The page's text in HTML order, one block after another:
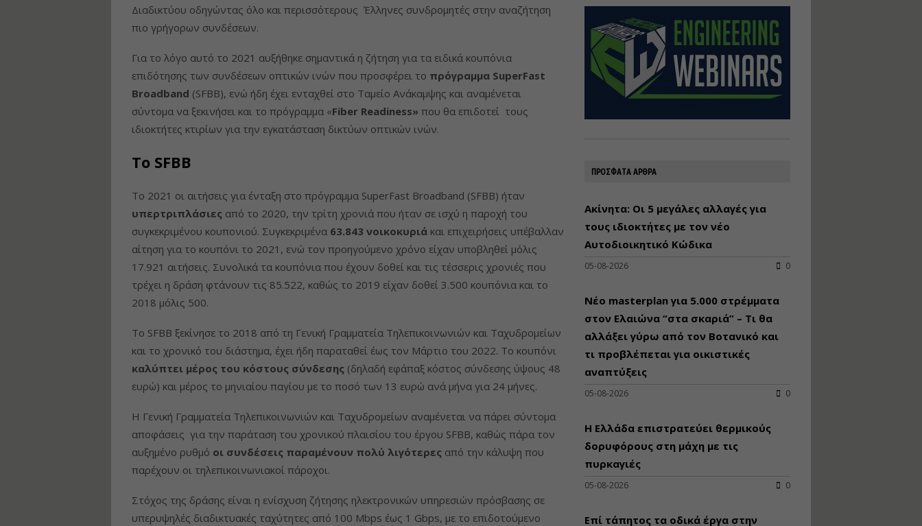
Διαδικτύου οδηγώντας όλο και περισσότερους Έλληνες συνδρομητές στην αναζήτηση
πιο γρήγορων συνδέσεων.
Για το λόγο αυτό το 2021 αυξήθηκε σημαντικά η ζήτηση για τα ειδικά κουπόνια
επιδότησης των συνδέσεων οπτικών ινών που προσφέρει το πρόγραμμα SuperFast
Broadband (SFBB), ενώ ήδη έχει ενταχθεί στο Ταμείο Ανάκαμψης και αναμένεται
σύντομα να ξεκινήσει και το πρόγραμμα «Fiber Readiness» που θα επιδοτεί τους
ιδιοκτήτες κτιρίων για την εγκατάσταση δικτύων οπτικών ινών.
Το SFBB
To 2021 οι αιτήσεις για ένταξη στο πρόγραμμα SuperFast Broadband (SFBB) ήταν
υπερτριπλάσιες από το 2020, την τρίτη χρονιά που ήταν σε ισχύ η παροχή του
συγκεκριμένου κουπονιού. Συγκεκριμένα 63.843 νοικοκυριά και επιχειρήσεις υπέβαλλαν
αίτηση για το κουπόνι το 2021, ενώ τον προηγούμενο χρόνο είχαν υποβληθεί μόλις
17.921 αιτήσεις. Συνολικά τα κουπόνια που έχουν δοθεί και τις τέσσερις χρονιές που
τρέχει η δράση φτάνουν τις 85.522, καθώς το 2019 είχαν δοθεί 3.500 κουπόνια και το
2018 μόλις 500.
Το SFBB ξεκίνησε το 2018 από τη Γενική Γραμματεία Τηλεπικοινωνιών και Ταχυδρομείων
και το χρονικό του διάστημα, έχει ήδη παραταθεί έως τον Μάρτιο του 2022. Το κουπόνι
καλύπτει μέρος του κόστους σύνδεσης (δηλαδή εφάπαξ κόστος σύνδεσης ύψους 48
ευρώ) και μέρος το μηνιαίου παγίου με το ποσό των 13 ευρώ ανά μήνα για 24 μήνες.
Η Γενική Γραμματεία Τηλεπικοινωνιών και Ταχυδρομείων αναμένεται να πάρει σύντομα
αποφάσεις για την παράταση του χρονικού πλαισίου του έργου SFBB, καθώς πάρα τον
αυξημένο ρυθμό οι συνδέσεις παραμένουν πολύ λιγότερες από την κάλυψη που
παρέχουν οι τηλεπικοινωνιακοί πάροχοι.
Στόχος της δράσης είναι η ενίσχυση ζήτησης ηλεκτρονικών υπηρεσιών πρόσβασης σε
υπερυψηλές διαδικτυακές ταχύτητες από 100 Mbps έως 1 Gbps, με το επιδοτούμενο
ΠΡΟΣΦΑΤΑ ΑΡΘΡΑ
Ακίνητα: Οι 5 μεγάλες αλλαγές για
τους ιδιοκτήτες με τον νέο
Αυτοδιοικητικό Κώδικα
05-08-2026 0
Νέο masterplan για 5.000 στρέμματα
στον Ελαιώνα “στα σκαριά” – Τι θα
αλλάξει γύρω από τον Βοτανικό και
τι προβλέπεται για οικιστικές
αναπτύξεις
05-08-2026 0
Η Ελλάδα επιστρατεύει θερμικούς
δορυφόρους στη μάχη με τις
πυρκαγιές
05-08-2026 0
Επί τάπητος τα οδικά έργα στην
Τιμή από: €230.00
Διάρκεια: 16 ώρες
Αρχιτεκτονικός
Σχεδιασμός με το
Rhinoceros
Τιμή από: €230.00
Διάρκεια: 14 ώρες
πιστοποιητικού
Εισηγητές:
Γραμματή Μπακλατσή
Τιμή από: €145.00